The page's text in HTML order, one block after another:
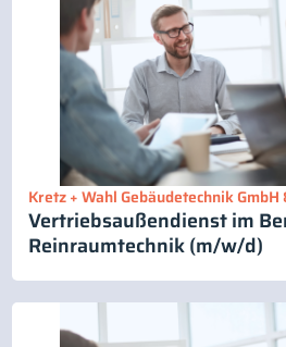
Kretz + Wahl Gebäudetechnik GmbH
Vertriebsaußendienst im
Reinraumtechnik (m/w/d)